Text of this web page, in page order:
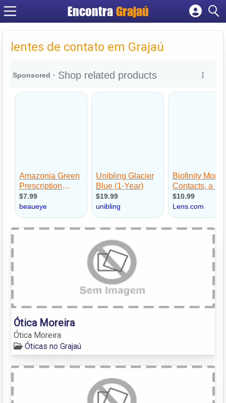
Encontra Grajaú
Cadastrar empresa
Criar conta
lentes de contato em Grajaú
Ótica Moreira
Ótica Moreira
Óticas no Grajaú